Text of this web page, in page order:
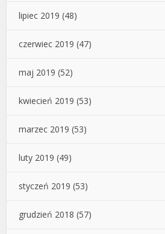
lipiec 2019 (48)
czerwiec 2019 (47)
maj 2019 (52)
kwiecień 2019 (53)
marzec 2019 (53)
luty 2019 (49)
styczeń 2019 (53)
grudzień 2018 (57)